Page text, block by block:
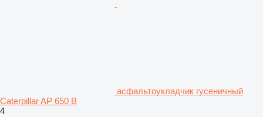
асфальтоукладчик гусеничный
Caterpillar AP 650 B
4